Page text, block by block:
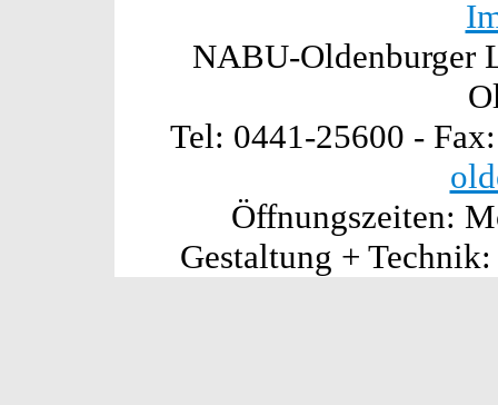
NABU-Oldenburger
Tel: 0441-25600 -
Öffnungszeiten:
Gestaltung +